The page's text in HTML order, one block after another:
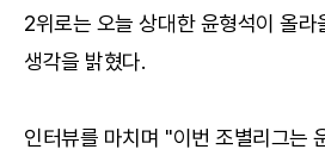
2위로는 오늘 상대한 윤형석이 올라
생각을 밝혔다.
인터뷰를 마치며 "이번 조별리그는